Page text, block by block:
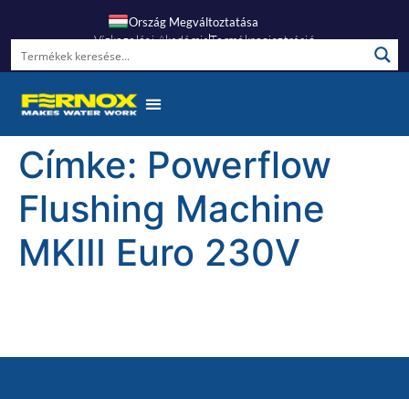
Ország Megváltoztatása
Vízkezelési AkadémiaTermékregisztráció
Címke: Powerflow
Flushing Machine
MKIII Euro 230V